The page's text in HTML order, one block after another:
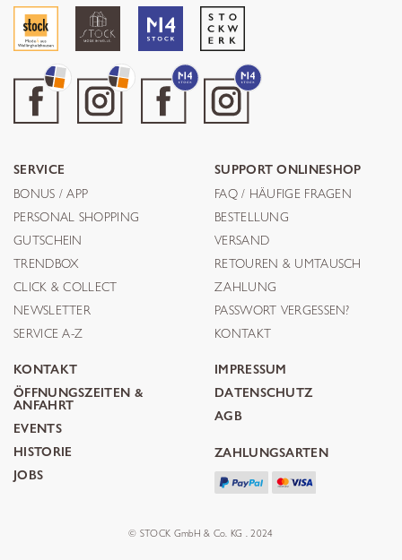
SERVICE
BONUS / APP
PERSONAL SHOPPING
GUTSCHEIN
TRENDBOX
CLICK & COLLECT
NEWSLETTER
SERVICE A-Z
SUPPORT ONLINESHOP
FAQ / HÄUFIGE FRAGEN
BESTELLUNG
VERSAND
RETOUREN & UMTAUSCH
ZAHLUNG
PASSWORT VERGESSEN?
KONTAKT
KONTAKT
ÖFFNUNGSZEITEN &
ANFAHRT
EVENTS
HISTORIE
JOBS
IMPRESSUM
DATENSCHUTZ
AGB
ZAHLUNGSARTEN
© STOCK GmbH & Co. KG . 2024